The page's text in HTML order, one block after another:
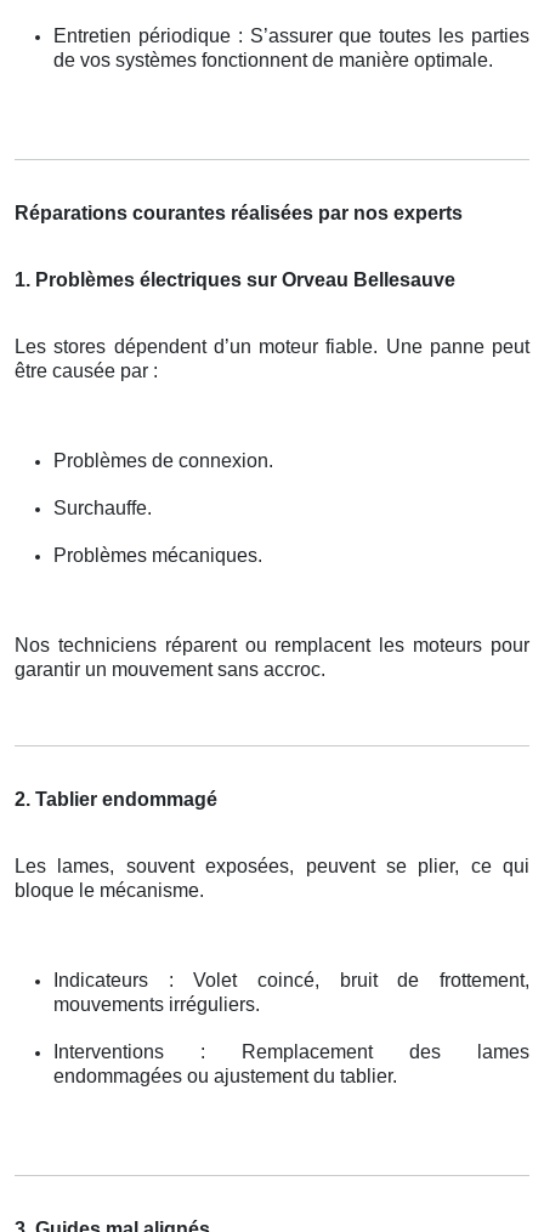
Entretien périodique : S’assurer que toutes les parties
de vos systèmes fonctionnent de manière optimale.
Réparations courantes réalisées par nos experts
1. Problèmes électriques sur Orveau Bellesauve
Les stores dépendent d’un moteur fiable. Une panne peut
être causée par :
Problèmes de connexion.
Surchauffe.
Problèmes mécaniques.
Nos techniciens réparent ou remplacent les moteurs pour
garantir un mouvement sans accroc.
2. Tablier endommagé
Les lames, souvent exposées, peuvent se plier, ce qui
bloque le mécanisme.
Indicateurs : Volet coincé, bruit de frottement,
mouvements irréguliers.
Interventions : Remplacement des lames
endommagées ou ajustement du tablier.